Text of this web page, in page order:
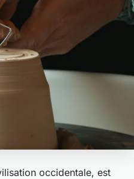
occidentale, est